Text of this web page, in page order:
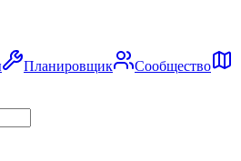
Планировщик
Сообщество